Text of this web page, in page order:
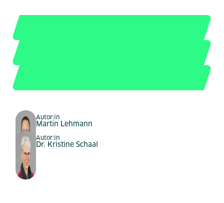
Autor:in
Martin Lehmann
Autor:in
Dr. Kristine Schaal